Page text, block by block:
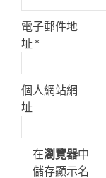
電子郵件地
址*
個人網站網
址
在瀏覽器中
儲存顯示名